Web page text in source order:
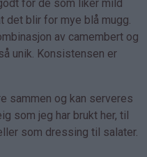
for de som liker mild
det blir for mye blå mugg.
av camembert og
unik. Konsistensen er
sammen og kan serveres
som jeg har brukt her, til
som dressing til salater.